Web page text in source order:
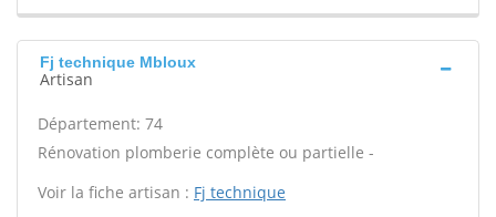
Fj technique Mbloux
Artisan
Département: 74
Rénovation plomberie complète ou partielle -
Voir la fiche artisan : Fj technique